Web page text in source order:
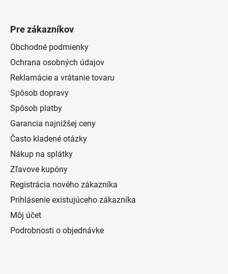
Pre zákazníkov
Obchodné podmienky
Ochrana osobných údajov
Reklamácie a vrátanie tovaru
Spôsob dopravy
Spôsob platby
Garancia najnižšej ceny
Často kladené otázky
Nákup na splátky
Zľavove kupóny
Registrácia nového zákazníka
Prihlásenie existujúceho zákazníka
Môj účet
Podrobnosti o objednávke